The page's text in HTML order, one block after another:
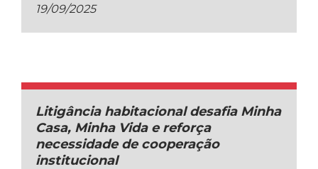
19/09/2025
Litigância habitacional desafia Minha
Casa, Minha Vida e reforça
necessidade de cooperação
institucional